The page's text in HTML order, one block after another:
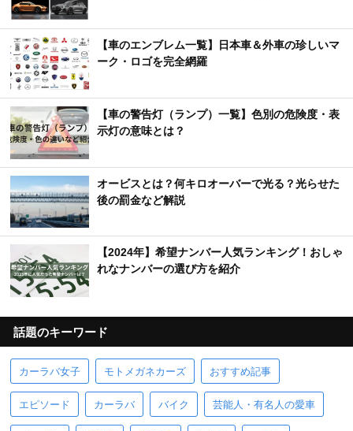
【車のエンブレム一覧】日本車＆外車の珍しいマ
ーク・ロゴを完全網羅
【車の警告灯（ランプ）一覧】色別の危険度・表
示灯の意味とは？
オービスとは？何キロオーバーで光る？光らせた
後の罰金など解説
【2024年】希望ナンバー人気ランキング！おしゃ
れなナンバーの選び方を紹介
話題のキーワード
カーラバ女子 モトメガネカーズ おすすめ記事
エピソード カーラバ バイク 芸能人・有名人の愛車